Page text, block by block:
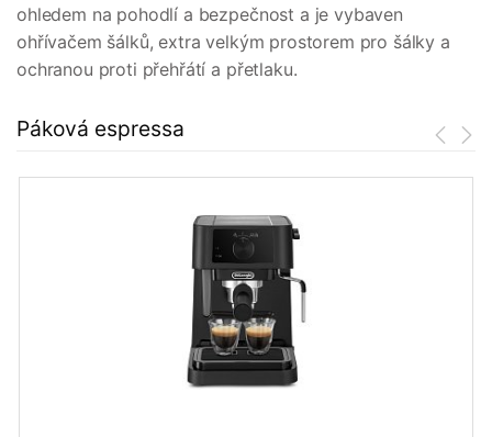
ohledem na pohodlí a bezpečnost a je vybaven
ohřívačem šálků, extra velkým prostorem pro šálky a
ochranou proti přehřátí a přetlaku.
Páková espressa